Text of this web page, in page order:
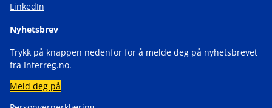
LinkedIn
Nyhetsbrev
Trykk på knappen nedenfor for å melde deg på nyhetsbrevet
fra Interreg.no.
Meld deg på